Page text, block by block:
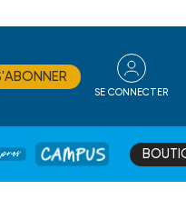
SE CONNECTER
CAMPUS